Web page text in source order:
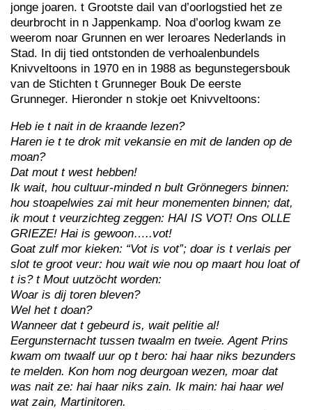
jonge joaren. t Grootste dail van d’oorlogstied het ze
deurbrocht in n Jappenkamp. Noa d’oorlog kwam ze
weerom noar Grunnen en wer leroares Nederlands in
Stad. In dij tied ontstonden de verhoalenbundels
Knivveltoons in 1970 en in 1988 as begunstegersbouk
van de Stichten t Grunneger Bouk De eerste
Grunneger. Hieronder n stokje oet Knivveltoons:
Heb ie t nait in de kraande lezen?
Haren ie t te drok mit vekansie en mit de landen op de
moan?
Dat mout t west hebben!
Ik wait, hou cultuur-minded n bult Grönnegers binnen:
hou stoapelwies zai mit heur monementen binnen; dat,
ik mout t veurzichteg zeggen: HAI IS VOT! Ons OLLE
GRIEZE! Hai is gewoon…..vot!
Goat zulf mor kieken: “Vot is vot”; doar is t verlais per
slot te groot veur: hou wait wie nou op maart hou loat of
t is? t Mout uutzöcht worden:
Woar is dij toren bleven?
Wel het t doan?
Wanneer dat t gebeurd is, wait pelitie al!
Eergunsternacht tussen twaalm en tweie. Agent Prins
kwam om twaalf uur op t bero: hai haar niks bezunders
te melden. Kon hom nog deurgoan wezen, moar dat
was nait ze: hai haar niks zain. Ik main: hai haar wel
wat zain, Martinitoren.